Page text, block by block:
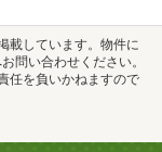
載しています。物件に
問い合わせください。
任を負いかねますので